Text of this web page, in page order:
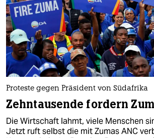
Proteste gegen Präsident von Südafrika
Zehntausende fordern
Die Wirtschaft lahmt, viele Menschen
Jetzt ruft selbst die mit Zumas ANC